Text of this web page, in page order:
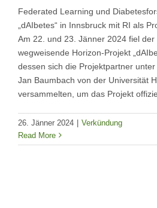
Federated Learning und
„dAIbetes“ in Innsbruck mit RI als
Am 22. und 23. Jänner 2024 fiel
wegweisende Horizon-Projekt
dessen sich die Projektpartner
Jan Baumbach von der Universität
versammelten, um das Projekt
26. Jänner 2024
Verkündung
Read More